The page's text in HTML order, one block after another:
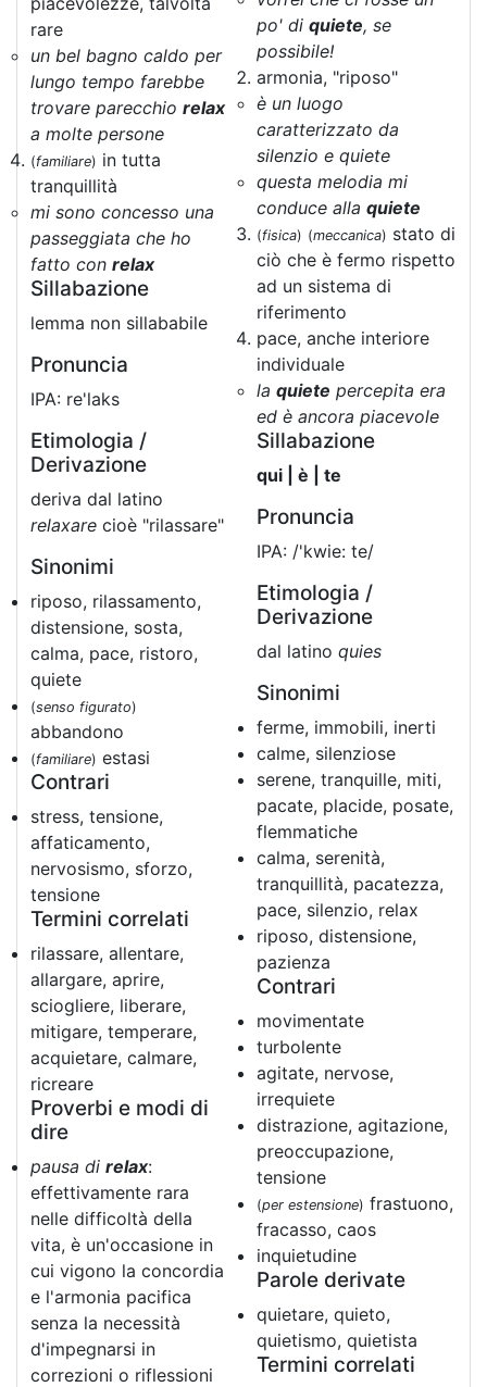
rare
un bel bagno caldo per
lungo tempo farebbe
trovare parecchio relax
a molte persone
(familiare) in tutta
tranquillità
mi sono concesso una
passeggiata che ho
fatto con relax
Sillabazione
lemma non sillababile
Pronuncia
IPA: re'laks
Etimologia /
Derivazione
deriva dal latino
relaxare cioè "rilassare"
Sinonimi
riposo, rilassamento,
distensione, sosta,
calma, pace, ristoro,
quiete
(senso figurato)
abbandono
(familiare) estasi
Contrari
stress, tensione,
affaticamento,
nervosismo, sforzo,
tensione
Termini correlati
rilassare, allentare,
allargare, aprire,
sciogliere, liberare,
mitigare, temperare,
acquietare, calmare,
ricreare
Proverbi e modi di
dire
pausa di relax:
effettivamente rara
nelle difficoltà della
vita, è un'occasione in
cui vigono la concordia
e l'armonia pacifica
senza la necessità
d'impegnarsi in
correzioni o riflessioni
po' di quiete, se
possibile!
armonia, "riposo"
è un luogo
caratterizzato da
silenzio e quiete
questa melodia mi
conduce alla quiete
(fisica) (meccanica) stato di
ciò che è fermo rispetto
ad un sistema di
riferimento
pace, anche interiore
individuale
la quiete percepita era
ed è ancora piacevole
Sillabazione
qui | è | te
Pronuncia
IPA: /'kwie: te/
Etimologia /
Derivazione
dal latino quies
Sinonimi
ferme, immobili, inerti
calme, silenziose
serene, tranquille, miti,
pacate, placide, posate,
flemmatiche
calma, serenità,
tranquillità, pacatezza,
pace, silenzio, relax
riposo, distensione,
pazienza
Contrari
movimentate
turbolente
agitate, nervose,
irrequiete
distrazione, agitazione,
preoccupazione,
tensione
(per estensione) frastuono,
fracasso, caos
inquietudine
Parole derivate
quietare, quieto,
quietismo, quietista
Termini correlati